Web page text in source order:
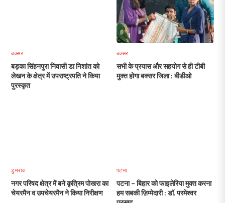
बक्सर
बड़का सिंहनपुरा निवासी डा निशांत को
लेखन के क्षेत्र में उपराष्ट्रपति ने किया
पुरस्कृत
बक्सर
सभी के प्रयास और सहयोग से ही टीबी
मुक्त होगा बक्सर जिला : बीडीओ
डुमरांव
नगर परिषद क्षेत्र में बने कृत्रिम पोखरा का
चेयरमैन व उपचेयरमैन ने किया निरीक्षण
पटना
पटना – बिहार को फाइलेरिया मुक्त करना
हम सबकी ज़िम्मेदारी : डॉ. परमेश्वर